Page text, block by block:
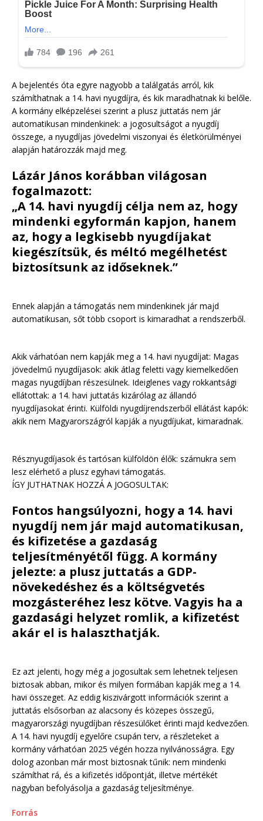
A bejelentés óta egyre nagyobb a találgatás arról, kik
számíthatnak a 14. havi nyugdíjra, és kik maradhatnak ki belőle.
A kormány elképzelései szerint a plusz juttatás nem jár
automatikusan mindenkinek: a jogosultságot a nyugdíj
összege, a nyugdíjas jövedelmi viszonyai és életkörülményei
alapján határozzák majd meg.
Lázár János korábban világosan
fogalmazott:
„A 14. havi nyugdíj célja nem az, hogy
mindenki egyformán kapjon, hanem
az, hogy a legkisebb nyugdíjakat
kiegészítsük, és méltó megélhetést
biztosítsunk az időseknek.”
Ennek alapján a támogatás nem mindenkinek jár majd
automatikusan, sőt több csoport is kimaradhat a rendszerből.
Akik várhatóan nem kapják meg a 14. havi nyugdíjat: Magas
jövedelmű nyugdíjasok: akik átlag feletti vagy kiemelkedően
magas nyugdíjban részesülnek. Ideiglenes vagy rokkantsági
ellátottak: a 14. havi juttatás kizárólag az állandó
nyugdíjasokat érinti. Külföldi nyugdíjrendszerből ellátást kapók:
akik nem Magyarországról kapják a nyugdíjukat, kimaradnak.
Résznyugdíjasok és tartósan külföldön élők: számukra sem
lesz elérhető a plusz egyhavi támogatás.
ÍGY JUTHATNAK HOZZÁ A JOGOSULTAK:
Fontos hangsúlyozni, hogy a 14. havi
nyugdíj nem jár majd automatikusan,
és kifizetése a gazdaság
teljesítményétől függ. A kormány
jelezte: a plusz juttatás a GDP-
növekedéshez és a költségvetés
mozgásteréhez lesz kötve. Vagyis ha a
gazdasági helyzet romlik, a kifizetést
akár el is halaszthatják.
Ez azt jelenti, hogy még a jogosultak sem lehetnek teljesen
biztosak abban, mikor és milyen formában kapják meg a 14.
havi összeget. Az eddig kiszivárgott információk szerint a
juttatás elsősorban az alacsony és közepes összegű,
magyarországi nyugdíjban részesülőket érinti majd kedvezően.
A 14. havi nyugdíj egyelőre csupán terv, a részleteket a
kormány várhatóan 2025 végén hozza nyilvánosságra. Egy
dolog azonban már most biztosnak tűnik: nem mindenki
számíthat rá, és a kifizetés időpontját, illetve mértékét
nagyban befolyásolja a gazdaság teljesítménye.
Forrás